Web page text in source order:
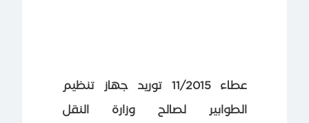
عطاء 11/2015 توريد جهاز تنظيم
الطوابير لصالح وزارة النقل